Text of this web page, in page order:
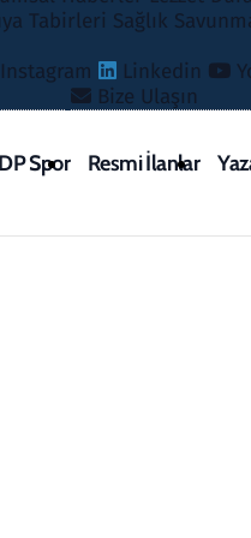
Tabirleri Sağlık
Instagram Linkedin
Bize Ulaşın
DP Spor Resmi İlanlar